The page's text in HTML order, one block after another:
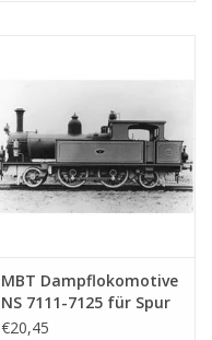
MBT Dampflokomotive
NS 7111-7125 für Spur
0 - Bauzeichnung
€20,45